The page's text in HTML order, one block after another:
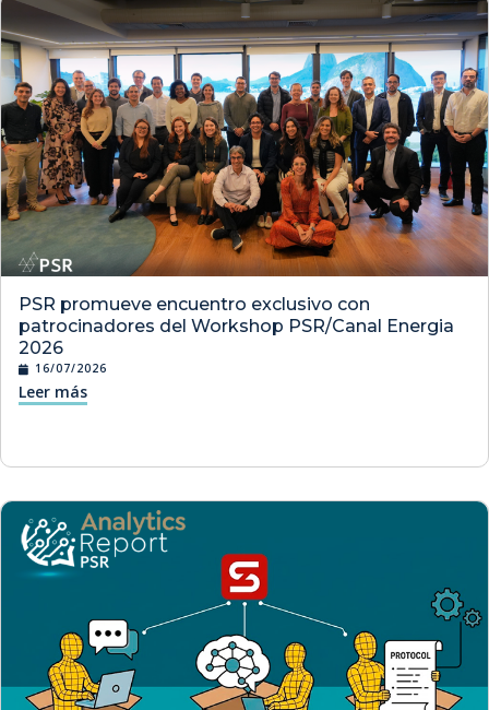
PSR promueve encuentro exclusivo con
patrocinadores del Workshop PSR/Canal Energia
2026
16/07/2026
Leer más